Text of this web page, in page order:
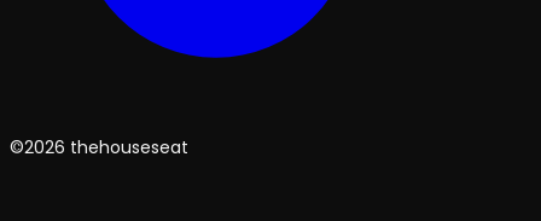
©2026 thehouseseat